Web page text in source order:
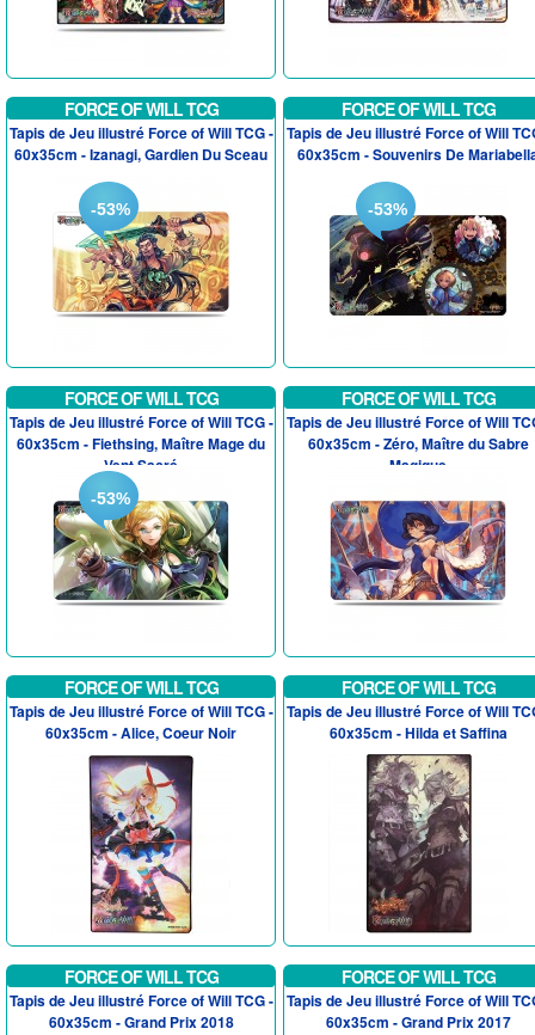
FORCE OF WILL TCG
Tapis de Jeu illustré Force of Will TCG -
60x35cm - Izanagi, Gardien Du Sceau
-53%
FORCE OF WILL TCG
Tapis de Jeu illustré Force of Will
60x35cm - Souvenirs De
-53%
FORCE OF WILL TCG
Tapis de Jeu illustré Force of Will TCG -
60x35cm - Fiethsing, Maître Mage du
Vent Sacré
-53%
FORCE OF WILL TCG
Tapis de Jeu illustré Force of Will
60x35cm - Zéro, Maître du Sabre
Magique
FORCE OF WILL TCG
Tapis de Jeu illustré Force of Will TCG -
60x35cm - Alice, Coeur Noir
FORCE OF WILL TCG
Tapis de Jeu illustré Force of Will
60x35cm - Hilda et Saffina
FORCE OF WILL TCG
Tapis de Jeu illustré Force of Will TCG -
60x35cm - Grand Prix 2018
FORCE OF WILL TCG
Tapis de Jeu illustré Force of Will
60x35cm - Grand Prix 2017